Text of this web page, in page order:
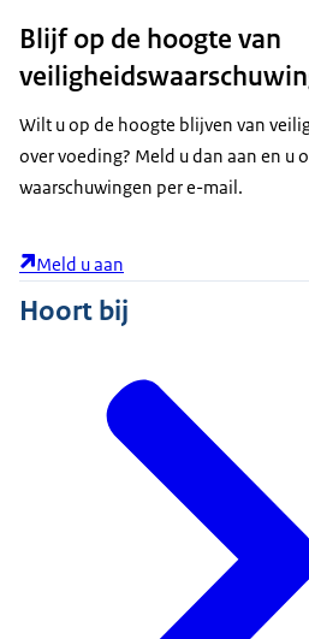
Blijf op de hoogte van
Wilt u op de hoogte blijven van
over voeding? Meld u dan aan en u
waarschuwingen per e-mail.
Meld u aan
Hoort bij